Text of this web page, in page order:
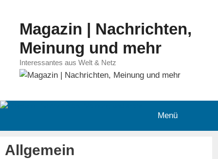
springenMagazin | Nachrichten,
Meinung und mehr
Interessantes aus Welt & Netz
Menü
Allgemein